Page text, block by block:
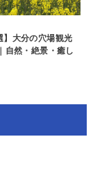
】大分の穴場観光
自然・絶景・癒し